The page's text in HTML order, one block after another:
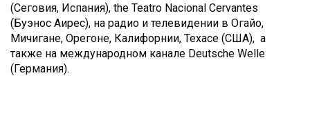
(Сеговия, Испания), the Teatro Nacional Cervantes
(Буэнос Аирес), на радио и телевидении в Огайо,
Мичигане, Орегоне, Калифорнии, Техасе (США), а
также на международном канале Deutsche Welle
(Германия).